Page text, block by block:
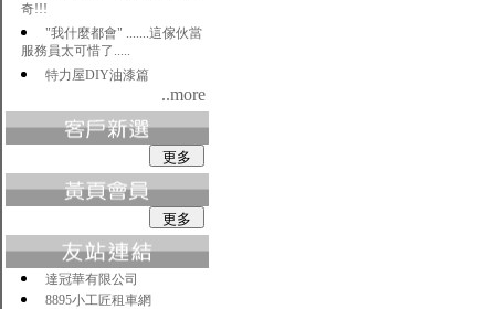
奇!!!
"我什麼都會" .......這傢伙當
服務員太可惜了.....
特力屋DIY油漆篇
..more
達冠華有限公司
8895小工匠租車網